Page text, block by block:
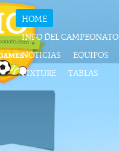
HOME
INFO DEL CAMPEONATO
NOTICIAS
EQUIPOS
FIXTURE
TABLAS